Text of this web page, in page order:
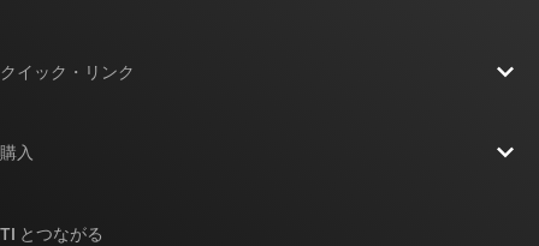
クイック・リンク
クロスリファレンス検索
購入
TI とつながる